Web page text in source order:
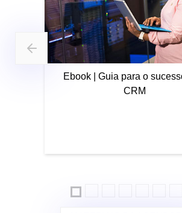
Ebook | Guia para o
CRM